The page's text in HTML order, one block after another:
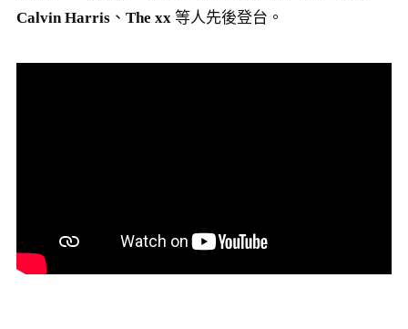
Calvin Harris 、 The xx 等人先後登台。